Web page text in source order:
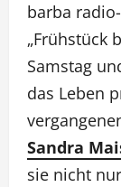
barba
„Frühstück
Samstag
das Leben
Sandra
sie nicht